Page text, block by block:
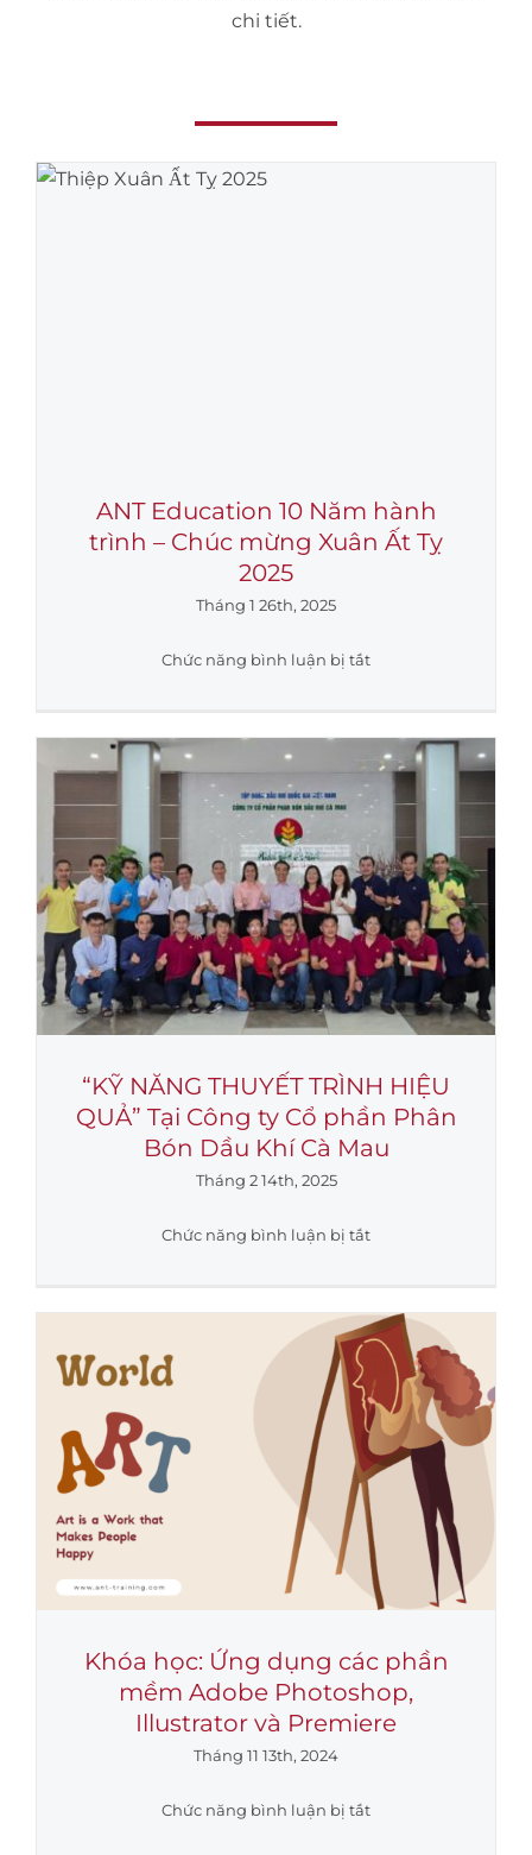
chi tiết.
ANT Education 10 Năm hành
trình – Chúc mừng Xuân Ất Tỵ
2025
Tháng 1 26th, 2025
Chức năng bình luận bị tắtở
10
Năm
hành
Chúc
mừng
Xuân
Ất
Tỵ
2025
“KỸ NĂNG THUYẾT TRÌNH HIỆU
QUẢ” Tại Công ty Cổ phần Phân
Bón Dầu Khí Cà Mau
Tháng 2 14th, 2025
Chức năng bình luận bị tắtở
THUYẾT
TRÌNH
HIỆU
QUẢ”
Tại
Công
ty
Cổ
phần
Phân
Bón
Dầu
Cà
Mau
Khóa học: Ứng dụng các phần
mềm Adobe Photoshop,
Illustrator và Premiere
Tháng 11 13th, 2024
Chức năng bình luận bị tắtở